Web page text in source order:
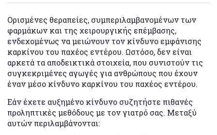
Ορισμένες θεραπείες, συμπεριλαμβανομένων των
φαρμάκων και της χειρουργικής επέμβασης,
ενδεχομένως να μειώνουν τον κίνδυνο εμφάνισης
καρκίνου του παχέος εντέρου. Ωστόσο, δεν είναι
αρκετά τα αποδεικτικά στοιχεία, που συνιστούν τις
συγκεκριμένες αγωγές για ανθρώπους που έχουν
έναν μέσο κίνδυνο καρκίνου του παχέος εντέρου.
Εάν έχετε αυξημένο κίνδυνο συζητήστε πιθανές
προληπτικές μεθόδους με τον γιατρό σας. Μεταξύ
αυτών περιλαμβάνονται: